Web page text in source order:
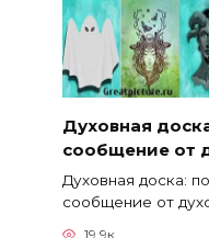
Духовная
сообщение от
Духовная доска:
сообщение от
19.9к.